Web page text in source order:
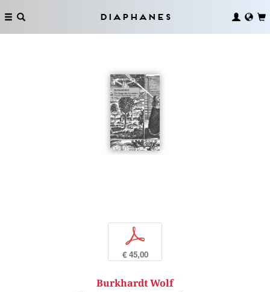
Diaphanes
p
€ 45,00
Burkhardt Wolf